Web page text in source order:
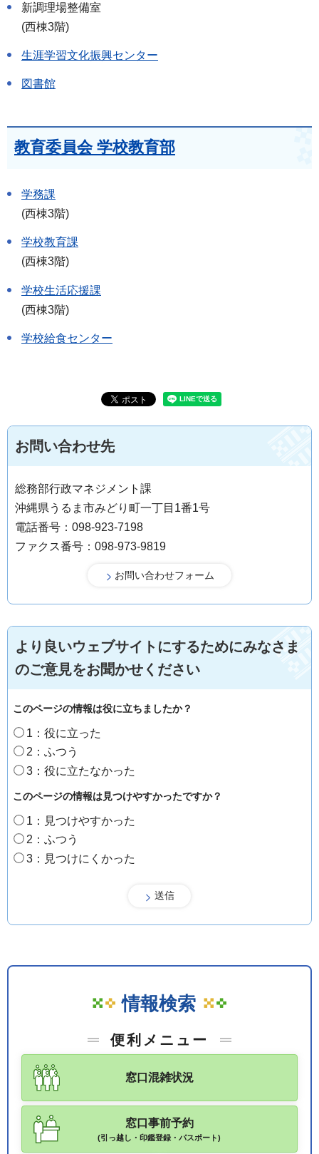
新調理場整備室
(西棟3階)
生涯学習文化振興センター
図書館
教育委員会 学校教育部
学務課
(西棟3階)
学校教育課
(西棟3階)
学校生活応援課
(西棟3階)
学校給食センター
お問い合わせ先
総務部行政マネジメント課
沖縄県うるま市みどり町一丁目1番1号
電話番号：098-923-7198
ファクス番号：098-973-9819
より良いウェブサイトにするためにみなさま
のご意見をお聞かせください
このページの情報は役に立ちましたか？
1：役に立った
2：ふつう
3：役に立たなかった
このページの情報は見つけやすかったですか？
1：見つけやすかった
2：ふつう
3：見つけにくかった
情報検索
便利メニュー
窓口混雑状況
窓口事前予約
(引っ越し・印鑑登録・パスポート)